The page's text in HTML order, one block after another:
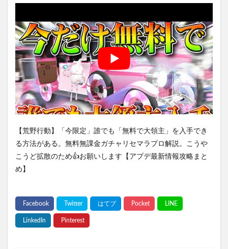
【荒野行動】「今限定」誰でも「無料で大領主」を入手でき
る方法がある。無料無課金ガチャリセマラプロ解説。こうや
こうど拡散のため👍お願いします【アプデ最新情報攻略まと
め】